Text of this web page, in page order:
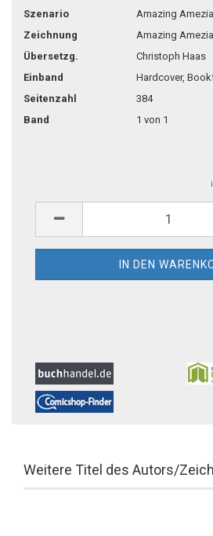
Szenario
Amazing
Zeichnung
Amazing
Übersetzg.
Christoph Haas
Einband
Hardcover,
Seitenzahl
384
Band
1 von 1
Weitere Titel des Autors/